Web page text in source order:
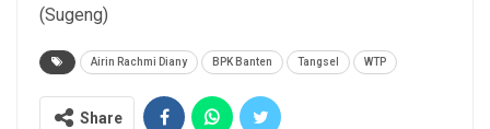
(Sugeng)
Airin Rachmi Diany BPK Banten Tangsel WTP
Share